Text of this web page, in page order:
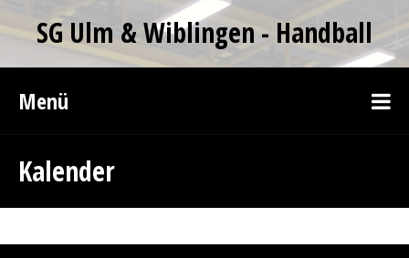
SG Ulm & Wiblingen - Handball
Menü
Kalender